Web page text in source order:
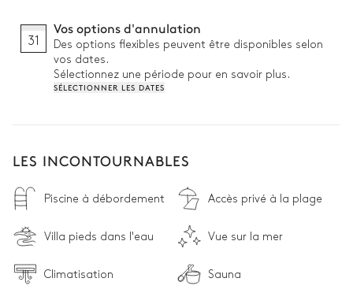
brise marine et la vue panoramique sur l'île renforçant chaque
instant de calme. Le soir venu, rassemblez-vous autour du
barbecue pour un dîner en plein air, en savourant des
spécialités locales sous un ciel étoilé.
31
Vos options d'annulation
Des options flexibles peuvent être disponibles selon
vos dates.
Sélectionnez une période pour en savoir plus.
SÉLECTIONNER LES DATES
LES INCONTOURNABLES
Piscine à débordement Accès privé à la plage
Villa pieds dans l'eau Vue sur la mer
Climatisation Sauna